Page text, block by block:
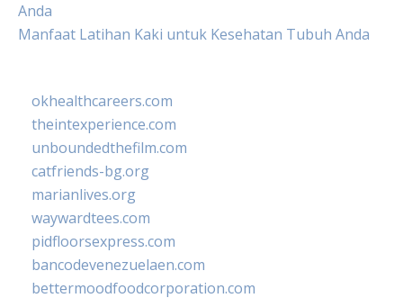
Anda
Manfaat Latihan Kaki untuk Kesehatan Tubuh Anda
okhealthcareers.com
theintexperience.com
unboundedthefilm.com
catfriends-bg.org
marianlives.org
waywardtees.com
pidfloorsexpress.com
bancodevenezuelaen.com
bettermoodfoodcorporation.com